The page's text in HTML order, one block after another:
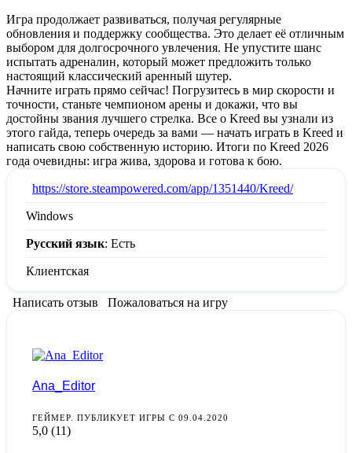
Игра продолжает развиваться, получая регулярные
обновления и поддержку сообщества. Это делает её отличным
выбором для долгосрочного увлечения. Не упустите шанс
испытать адреналин, который может предложить только
настоящий классический аренный шутер.
Начните играть прямо сейчас! Погрузитесь в мир скорости и
точности, станьте чемпионом арены и докажи, что вы
достойны звания лучшего стрелка. Все о Kreed вы узнали из
этого гайда, теперь очередь за вами — начать играть в Kreed и
написать свою собственную историю. Итоги по Kreed 2026
года очевидны: игра жива, здорова и готова к бою.
https://store.steampowered.com/app/1351440/Kreed/
Windows
Русский язык: Есть
Клиентская
Написать отзыв Пожаловаться на игру
Ana_Editor
ГЕЙМЕР. ПУБЛИКУЕТ ИГРЫ С 09.04.2020
5,0 (11)